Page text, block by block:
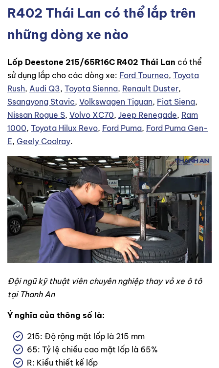
R402 Thái Lan có thể lắp trên
những dòng xe nào
Lốp Deestone 215/65R16C R402 Thái Lan có thể
sử dụng lắp cho các dòng xe: Ford Tourneo, Toyota
Rush, Audi Q3, Toyota Sienna, Renault Duster,
Ssangyong Stavic, Volkswagen Tiguan, Fiat Siena,
Nissan Rogue S, Volvo XC70, Jeep Renegade, Ram
1000, Toyota Hilux Revo, Ford Puma, Ford Puma Gen-
E, Geely Coolray.
Đội ngũ kỹ thuật viên chuyên nghiệp thay vỏ xe ô tô
tại Thanh An
Ý nghĩa của thông số là:
215: Độ rộng mặt lốp là 215 mm
65: Tỷ lệ chiều cao mặt lốp là 65%
R: Kiểu thiết kế lốp